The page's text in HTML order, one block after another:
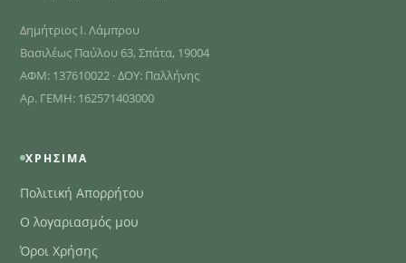
Δημήτριος Ι. Λάμπρου
Βασιλέως Παύλου 63, Σπάτα, 19004
ΑΦΜ: 137610022 · ΔΟΥ: Παλλήνης
Αρ. ΓΕΜΗ: 162571403000
ΧΡΉΣΙΜΑ
Πολιτική Απορρήτου
Ο λογαριασμός μου
Όροι Χρήσης